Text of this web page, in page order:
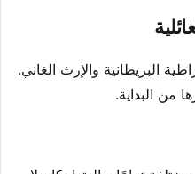
البريطانية والإرث الغاني.
من البداية.